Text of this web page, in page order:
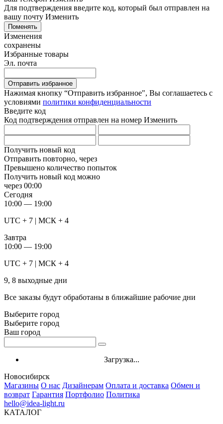
Для подтверждения введите код, который был отправлен на
вашу почту Изменить
Поменять
Изменения
сохранены
Избранные товары
Эл. почта
Отправить избранное
Нажимая кнопку “Отправить избранное", Вы соглашаетесь c
условиями политики конфиденциальности
Введите код
Код подтверждения отправлен на номер Изменить
Получить новый код
Отправить повторно, через
Превышено количество попыток
Получить новый код можно
через 00:00
Сегодня
10:00 — 19:00
UTC + 7 | МСК + 4
Завтра
10:00 — 19:00
UTC + 7 | МСК + 4
9, 8 выходные дни
Все заказы будут обработаны в ближайшие рабочие дни
Выберите город
Выберите город
Ваш город
Загрузка...
Новосибирск
Магазины О нас Дизайнерам Оплата и доставка Обмен и
возврат Гарантия Портфолио Политика
hello@idea-light.ru
КАТАЛОГ